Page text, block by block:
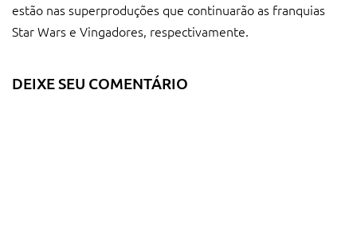
estão nas superproduções que continuarão as franquias
Star Wars e Vingadores, respectivamente.
DEIXE SEU COMENTÁRIO